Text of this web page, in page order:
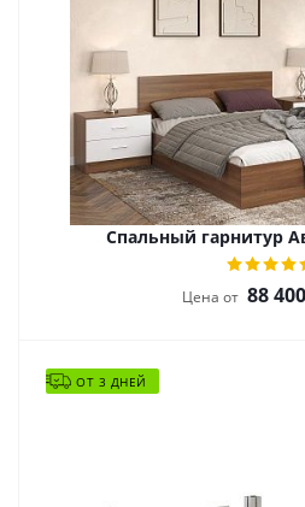
Спальный гарнитур
Цена от 88 400
ОТ 3 ДНЕЙ